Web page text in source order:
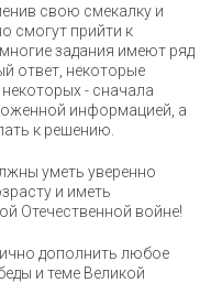
свою смекалку и
смогут прийти к
задания имеют ряд
ответ, некоторые
- сначала
информацией, а
к решению.
уметь уверенно
и иметь
Отечественной войне!
дополнить любое
и теме Великой